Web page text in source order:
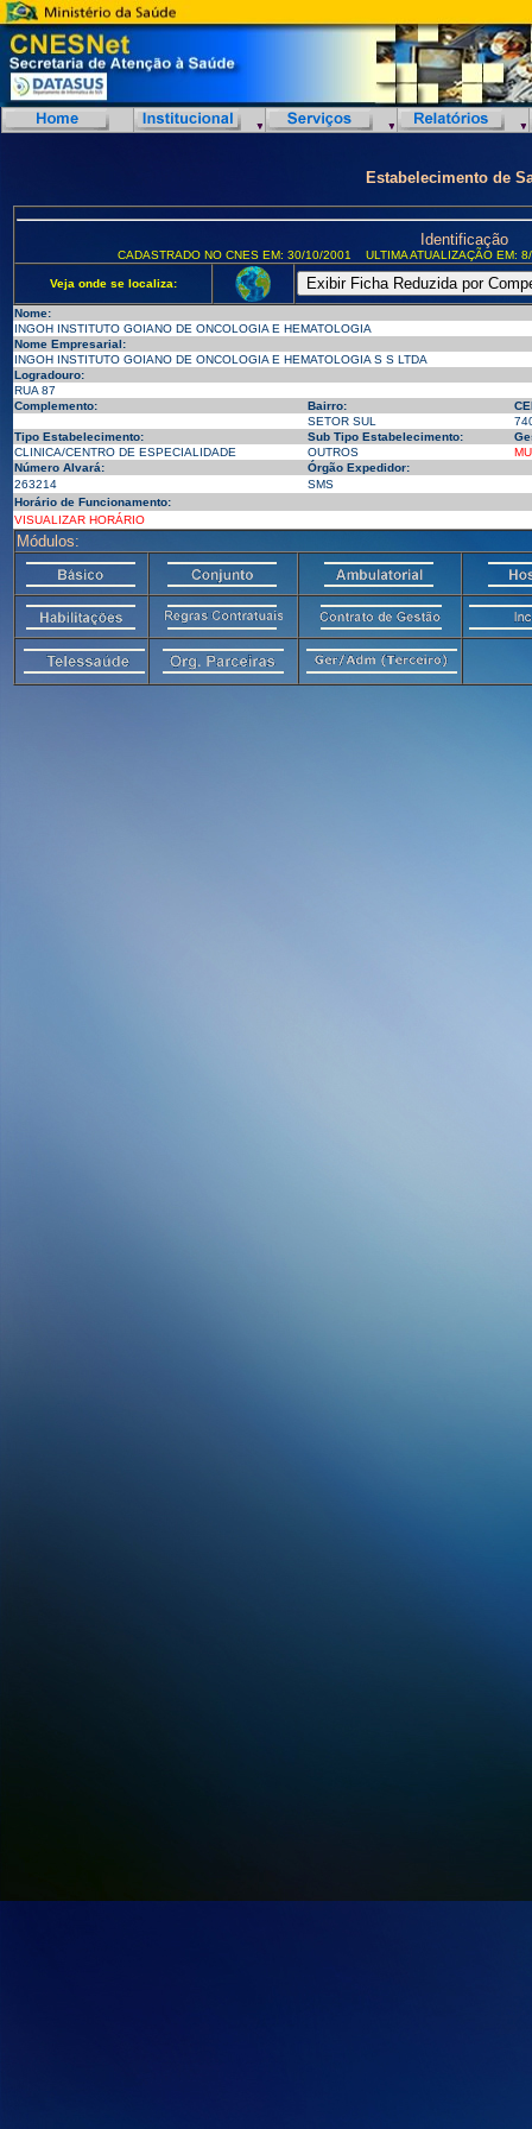
Estabelecimento de
Identificação
CADASTRADO NO CNES EM: 30/10/2001 ULTIMA ATUALIZAÇÃO EM:
Veja onde se localiza:
Nome:
INGOH INSTITUTO GOIANO DE ONCOLOGIA E HEMATOLOGIA
Nome Empresarial:
INGOH INSTITUTO GOIANO DE ONCOLOGIA E HEMATOLOGIA S S LTDA
Logradouro:
RUA 87
Complemento:
Bairro:
SETOR SUL
Tipo Estabelecimento:
Sub Tipo Estabelecimento:
CLINICA/CENTRO DE ESPECIALIDADE
OUTROS
Número Alvará:
Órgão Expedidor:
263214
SMS
Horário de Funcionamento:
VISUALIZAR HORÁRIO
Módulos: